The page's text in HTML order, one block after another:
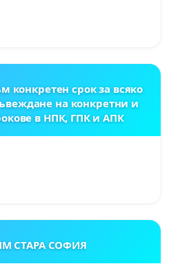
конкретен срок за всяко
на конкретни и
в НПК, ГПК и АПК
СТАРА СОФИЯ